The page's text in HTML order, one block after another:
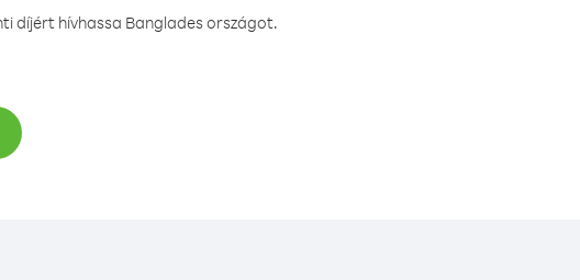
díjért hívhassa Banglades országot.